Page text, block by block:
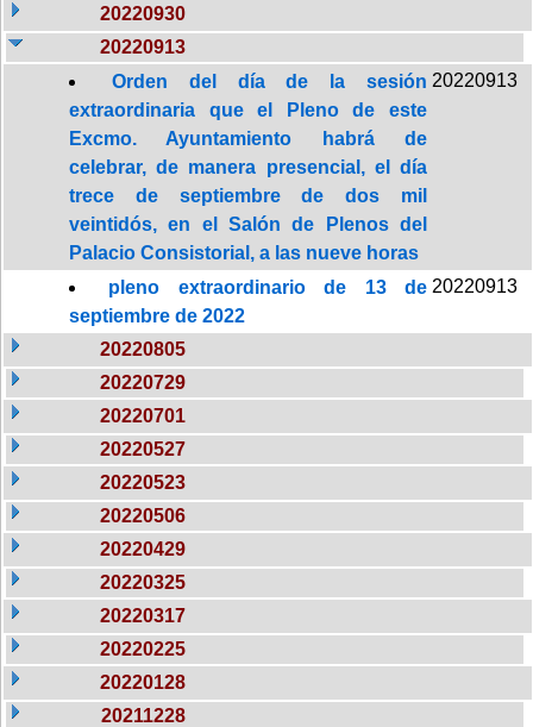
20220930
20220913
Orden del día de la sesión
extraordinaria que el Pleno de este
Excmo. Ayuntamiento habrá de
celebrar, de manera presencial, el día
trece de septiembre de dos mil
veintidós, en el Salón de Plenos del
Palacio Consistorial, a las nueve horas
20220913
pleno extraordinario de 13 de
septiembre de 2022
20220913
20220805
20220729
20220701
20220527
20220523
20220506
20220429
20220325
20220317
20220225
20220128
20211228